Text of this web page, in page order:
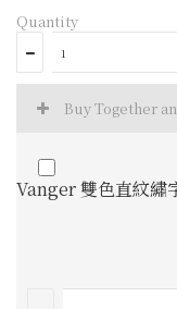
Quantity
Buy Together
Vanger 雙色直紋